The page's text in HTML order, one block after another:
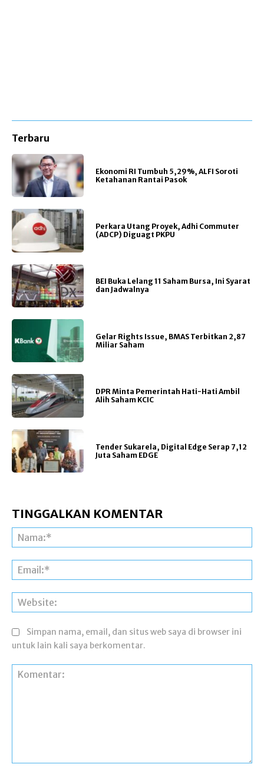
Terbaru
Ekonomi RI Tumbuh 5,29%, ALFI Soroti
Ketahanan Rantai Pasok
Perkara Utang Proyek, Adhi Commuter
(ADCP) Diguagt PKPU
BEI Buka Lelang 11 Saham Bursa, Ini Syarat
dan Jadwalnya
Gelar Rights Issue, BMAS Terbitkan 2,87
Miliar Saham
DPR Minta Pemerintah Hati-Hati Ambil
Alih Saham KCIC
Tender Sukarela, Digital Edge Serap 7,12
Juta Saham EDGE
TINGGALKAN KOMENTAR
Simpan nama, email, dan situs web saya di browser ini
untuk lain kali saya berkomentar.